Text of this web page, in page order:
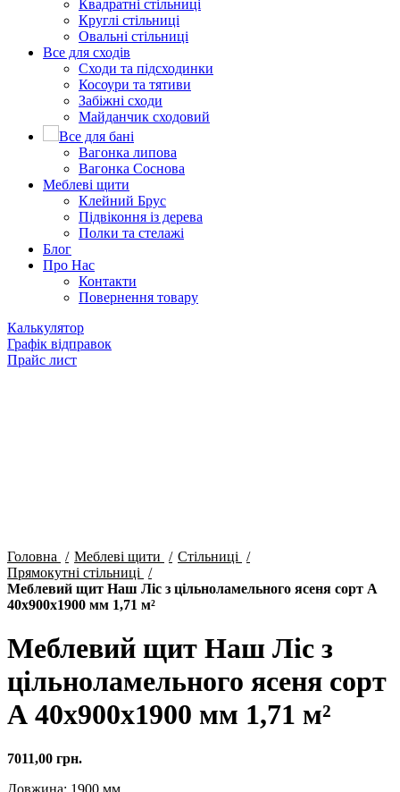
Квадратні стільниці
Круглі стільниці
Овальні стільниці
Все для сходів
Сходи та підсходинки
Косоури та тятиви
Забіжні сходи
Майданчик сходовий
Все для бані
Вагонка липова
Вагонка Соснова
Меблеві щити
Клейний Брус
Підвіконня із дерева
Полки та стелажі
Блог
Про Нас
Контакти
Повернення товару
Калькулятор
Графік відправок
Прайс лист
Головна Меблеві щити
Стільниці
Прямокутні стільниці
Меблевий щит Наш Ліс з цільноламельного ясеня сорт А
40х900х1900 мм 1,71 м²
Меблевий щит Наш Ліс з
цільноламельного ясеня сорт
А 40х900х1900 мм 1,71 м²
7011,00 грн.
Довжина: 1900 мм